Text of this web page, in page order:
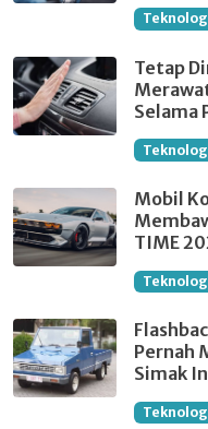
Tetap
Selama
Mobil
TIME
Pernah
Simak